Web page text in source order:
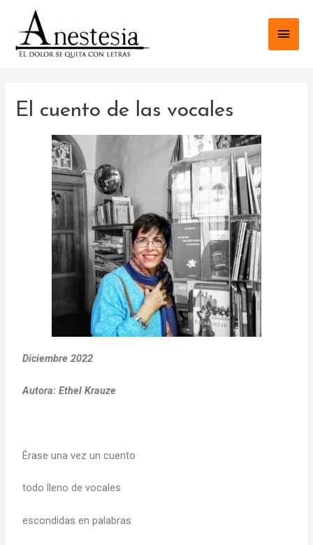
El cuento de las vocales
Diciembre 2022
Autora: Ethel Krauze
Érase una vez un cuento
todo lleno de vocales
escondidas en palabras